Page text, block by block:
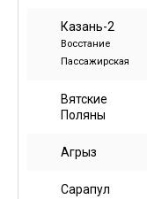
Казань-2
Восстание
Пассажирская
Вятские
Поляны
Агрыз
Сарапул